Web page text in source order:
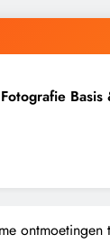
Fotografie Basis